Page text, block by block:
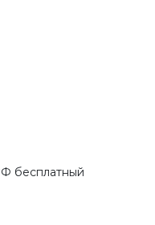
бесплатный